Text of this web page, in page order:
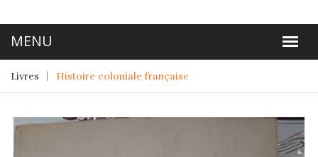
Livres Histoire coloniale française